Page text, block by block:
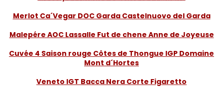
Merlot Ca´Vegar DOC Garda Castelnuovo del Garda
Malepére AOC Lassalle Fut de chene Anne de Joyeuse
Cuvée 4 Saison rouge Côtes de Thongue IGP Domaine
Mont d´Hortes
Veneto IGT Bacca Nera Corte Figaretto